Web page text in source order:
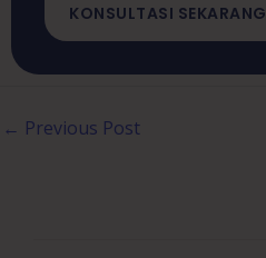
KONSULTASI SEKARANG
← Previous Post